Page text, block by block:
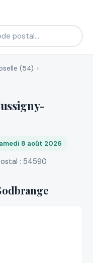
(54)
8 août 2026
: 54590